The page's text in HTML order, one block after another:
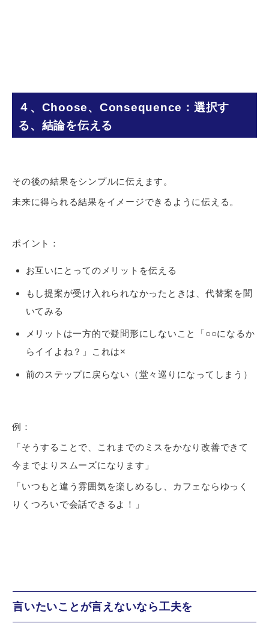
４、Choose、Consequence：選択す
る、結論を伝える
その後の結果をシンプルに伝えます。
未来に得られる結果をイメージできるように伝える。
ポイント：
お互いにとってのメリットを伝える
もし提案が受け入れられなかったときは、代替案を聞
いてみる
メリットは一方的で疑問形にしないこと「○○になるか
らイイよね？」これは×
前のステップに戻らない（堂々巡りになってしまう）
例：
「そうすることで、これまでのミスをかなり改善できて
今までよりスムーズになります」
「いつもと違う雰囲気を楽しめるし、カフェならゆっく
りくつろいで会話できるよ！」
言いたいことが言えないなら工夫を